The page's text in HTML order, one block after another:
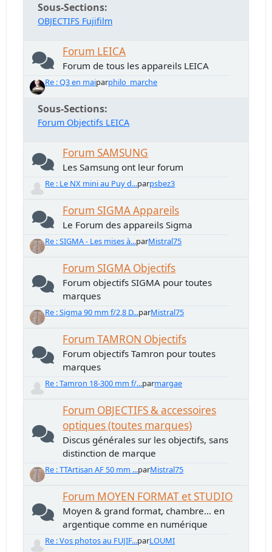
Sous-Sections
OBJECTIFS Fujifilm
Forum LEICA
Forum de tous les appareils LEICA
Re : Q3 en maiparphilo_marche
Sous-Sections
Forum Objectifs LEICA
Forum SAMSUNG
Les Samsung ont leur forum
Re : Le NX mini au Puy d...parpsbez3
Forum SIGMA Appareils
Le Forum des appareils Sigma
Re : SIGMA - Les mises à...parMistral75
Forum SIGMA Objectifs
Forum objectifs SIGMA pour toutes
marques
Re : Sigma 90 mm f/2,8 D...parMistral75
Forum TAMRON Objectifs
Forum objectifs Tamron pour toutes
marques
Re : Tamron 18-300 mm f/...parmargae
Forum OBJECTIFS & accessoires
optiques (toutes marques)
Discus générales sur les objectifs, sans
distinction de marque
Re : TTArtisan AF 50 mm ...parMistral75
Forum MOYEN FORMAT et STUDIO
Moyen & grand format, chambre... en
argentique comme en numérique
Re : Vos photos au FUJIF...parLOUMI